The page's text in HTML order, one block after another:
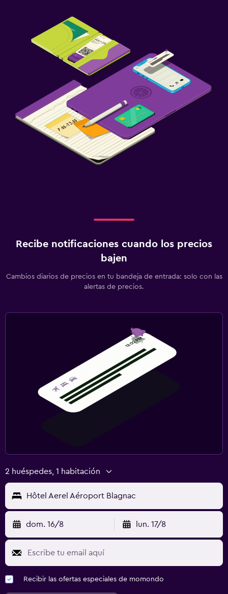
Recibe notificaciones cuando los precios
bajen
Cambios diarios de precios en tu bandeja de entrada: solo con las
alertas de precios.
2 huéspedes, 1 habitación
Hôtel Aerel Aéroport Blagnac
dom. 16/8 lun. 17/8
Recibir las ofertas especiales de momondo